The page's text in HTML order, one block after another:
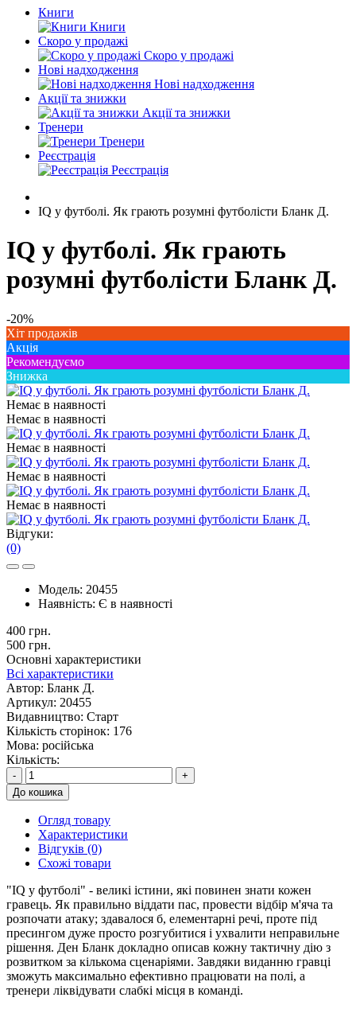
Книги
Книги
Скоро у продажі
Скоро у продажі
Нові надходження
Нові надходження
Акції та знижки
Акції та знижки
Тренери
Тренери
Реєстрація
Реєстрація
IQ у футболі. Як грають розумні футболісти Бланк Д.
IQ у футболі. Як грають
розумні футболісти Бланк Д.
-20%
Хіт продажів
Акція
Рекомендуємо
Знижка
Немає в наявностi
Немає в наявностi
Немає в наявностi
Немає в наявностi
Немає в наявностi
Відгуки:
(0)
Модель: 20455
Наявність: Є в наявності
400 грн.
500 грн.
Основні характеристики
Всі характеристики
Автор: Бланк Д.
Артикул: 20455
Видавництво: Старт
Кількість сторінок: 176
Мова: російська
Кількість:
-
+
До кошика
Огляд товару
Характеристики
Відгуків (0)
Схожі товари
"IQ у футболі" - великі істини, які повинен знати кожен
гравець. Як правильно віддати пас, провести відбір м'яча та
розпочати атаку; здавалося б, елементарні речі, проте під
пресингом дуже просто розгубитися і ухвалити неправильне
рішення. Ден Бланк докладно описав кожну тактичну дію з
розвитком за кількома сценаріями. Завдяки виданню гравці
зможуть максимально ефективно працювати на полі, а
тренери ліквідувати слабкі місця в команді.